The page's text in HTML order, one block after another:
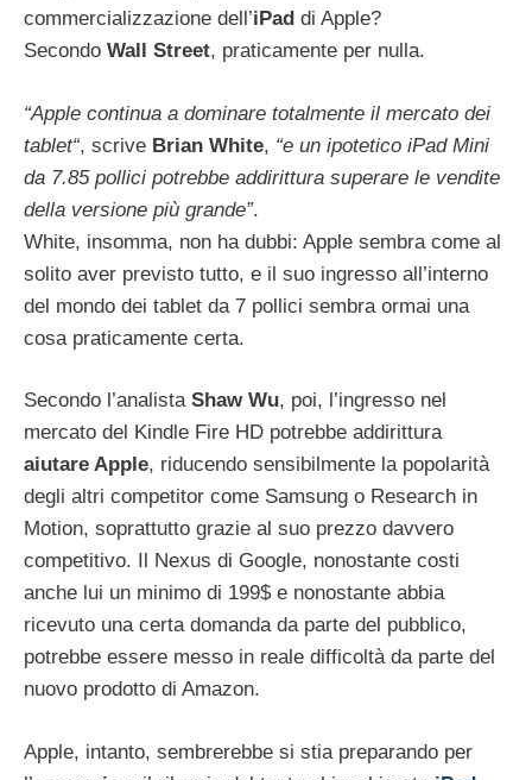
commercializzazione dell’iPad di Apple?
Secondo Wall Street, praticamente per nulla.
“Apple continua a dominare totalmente il mercato dei
tablet“, scrive Brian White, “e un ipotetico iPad Mini
da 7.85 pollici potrebbe addirittura superare le vendite
della versione più grande”.
White, insomma, non ha dubbi: Apple sembra come al
solito aver previsto tutto, e il suo ingresso all’interno
del mondo dei tablet da 7 pollici sembra ormai una
cosa praticamente certa.
Secondo l’analista Shaw Wu, poi, l’ingresso nel
mercato del Kindle Fire HD potrebbe addirittura
aiutare Apple, riducendo sensibilmente la popolarità
degli altri competitor come Samsung o Research in
Motion, soprattutto grazie al suo prezzo davvero
competitivo. Il Nexus di Google, nonostante costi
anche lui un minimo di 199$ e nonostante abbia
ricevuto una certa domanda da parte del pubblico,
potrebbe essere messo in reale difficoltà da parte del
nuovo prodotto di Amazon.
Apple, intanto, sembrerebbe si stia preparando per